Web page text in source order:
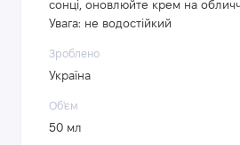
сонці, оновлюйте крем на
Увага: не водостійкий
Зроблено
Україна
Об'єм
50 мл